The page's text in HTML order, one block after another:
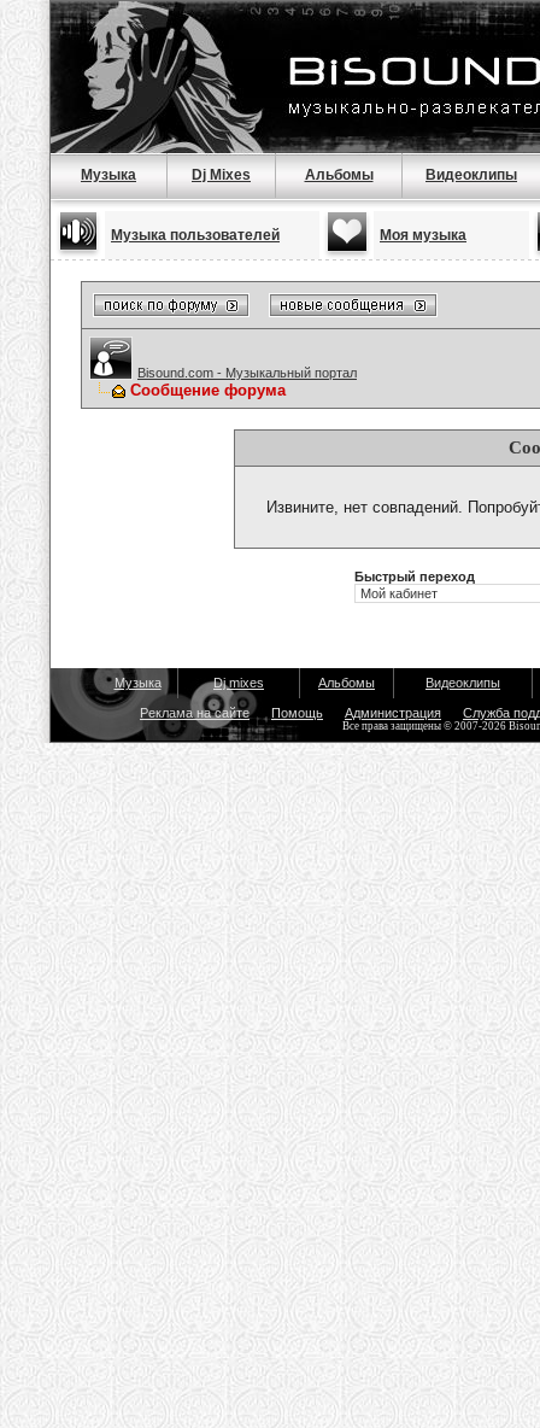
Музыка Dj Mixes Альбомы Видеоклипы
Музыка пользователей Моя музыка
Bisound.com - Музыкальный портал
Сообщение форума
Извините, нет совпадений.
Быстрый переход
Музыка Dj mixes Альбомы Видеоклипы
Реклама на сайте Помощь Администрация Служба
Все права защищены © 2007-2026